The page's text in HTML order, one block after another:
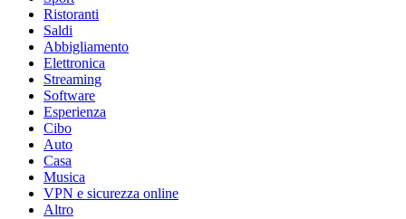
Ristoranti
Saldi
Abbigliamento
Elettronica
Streaming
Software
Esperienza
Cibo
Auto
Casa
Musica
VPN e sicurezza online
Altro